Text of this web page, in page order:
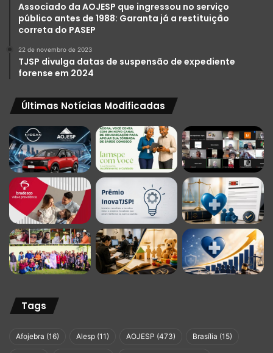
Associado da AOJESP que ingressou no serviço
público antes de 1988: Garanta já a restituição
correta do PASEP
22 de novembro de 2023
TJSP divulga datas de suspensão de expediente
forense em 2024
Últimas Notícias Modificadas
Tags
Afojebra (16) Alesp (11) AOJESP (473) Brasília (15)